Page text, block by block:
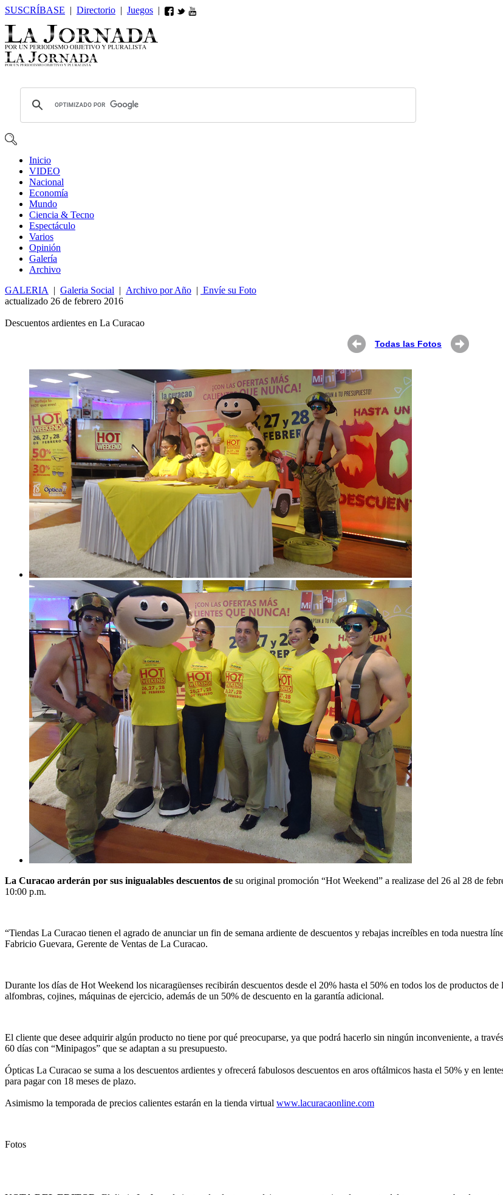
SUSCRÍBASE | Directorio | Juegos |
Inicio
VIDEO
Nacional
Economía
Mundo
Ciencia & Tecno
Espectáculo
Varios
Opinión
Galería
Archivo
GALERIA
| Galeria Social | Archivo por Año | Envíe su Foto
actualizado 26 de febrero 2016
Descuentos ardientes en La Curacao
Todas las Fotos
La Curacao arderán por sus inigualables descuentos de su original promoción “Hot Weekend” a realizase del 26 al 28 de
10:00 p.m.
“Tiendas La Curacao tienen el agrado de anunciar un fin de semana ardiente de descuentos y rebajas increíbles en toda nuestra
Fabricio Guevara, Gerente de Ventas de La Curacao.
Durante los días de Hot Weekend los nicaragüenses recibirán descuentos desde el 20% hasta el 50% en todos los de productos
alfombras, cojines, máquinas de ejercicio, además de un 50% de descuento en la garantía adicional.
El cliente que desee adquirir algún producto no tiene por qué preocuparse, ya que podrá hacerlo sin ningún inconveniente, a
60 días con “Minipagos” que se adaptan a su presupuesto.
Ópticas La Curacao se suma a los descuentos ardientes y ofrecerá fabulosos descuentos en aros oftálmicos hasta el 50% y en
para pagar con 18 meses de plazo.
Asimismo la temporada de precios calientes estarán en la tienda virtual www.lacuracaonline.com
Fotos